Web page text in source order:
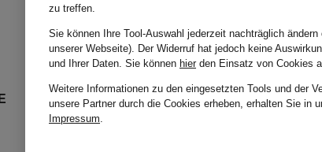
zu treffen.
Sie können Ihre Tool-Auswahl jederzeit nachträglich
unserer Webseite). Der Widerruf hat jedoch keine
und Ihrer Daten. Sie können hierden Einsatz von Cookies
Weitere Informationen zu den eingesetzten Tools und der
unsere Partner durch die Cookies erheben, erhalten Sie in
Impressum.